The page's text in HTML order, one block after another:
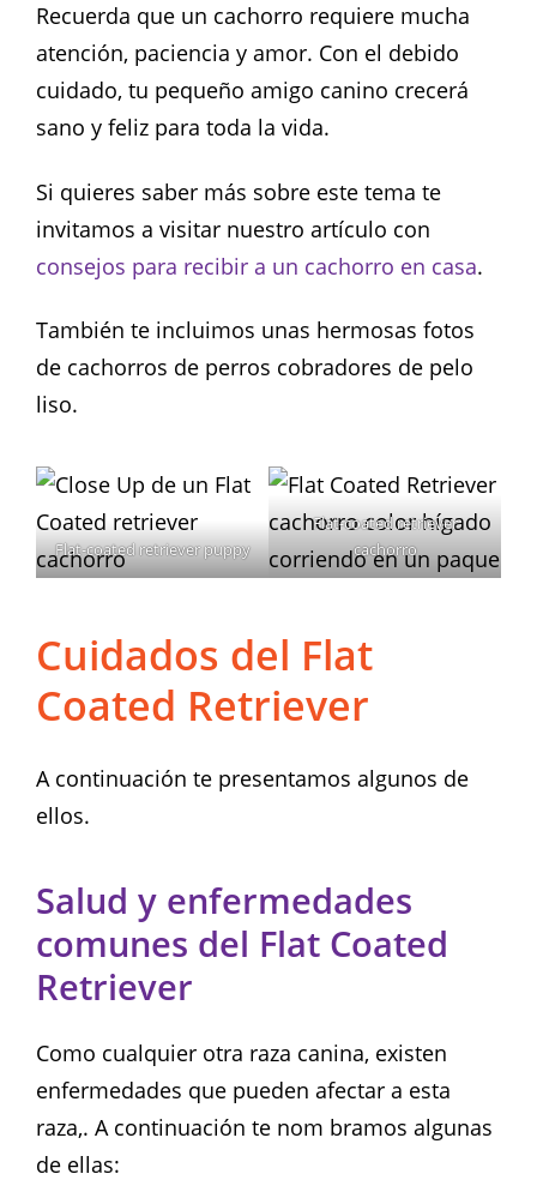
Recuerda que un cachorro requiere mucha
atención, paciencia y amor. Con el debido
cuidado, tu pequeño amigo canino crecerá
sano y feliz para toda la vida.
Si quieres saber más sobre este tema te
invitamos a visitar nuestro artículo con
consejos para recibir a un cachorro en casa.
También te incluimos unas hermosas fotos
de cachorros de perros cobradores de pelo
liso.
Flat-coated retriever puppy
Flat-coated retriever
cachorro
Cuidados del Flat
Coated Retriever
A continuación te presentamos algunos de
ellos.
Salud y enfermedades
comunes del Flat Coated
Retriever
Como cualquier otra raza canina, existen
enfermedades que pueden afectar a esta
raza,. A continuación te nom bramos algunas
de ellas: